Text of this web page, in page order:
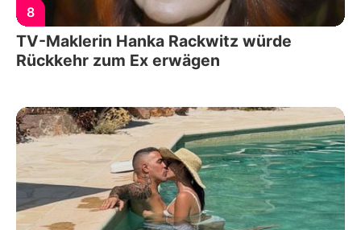
8
TV-Maklerin Hanka Rackwitz würde
Rückkehr zum Ex erwägen